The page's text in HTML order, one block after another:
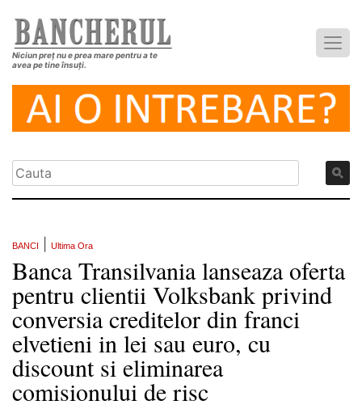
Niciun preț nu e prea mare pentru a te
avea pe tine însuți.
BANCI Ultima Ora
Banca Transilvania lanseaza oferta
pentru clientii Volksbank privind
conversia creditelor din franci
elvetieni in lei sau euro, cu
discount si eliminarea
comisionului de risc